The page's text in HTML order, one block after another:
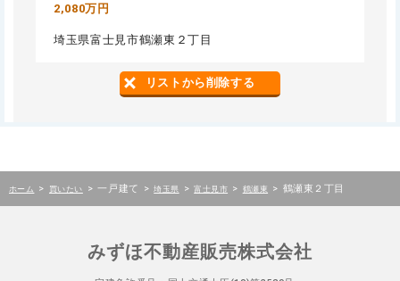
2,080万円
埼玉県富士見市鶴瀬東２丁目
リストから削除する
ホーム > 買いたい > 一戸建て > 埼玉県 > 富士見市 > 鶴瀬東 > 鶴瀬東２丁目
みずほ不動産販売株式会社